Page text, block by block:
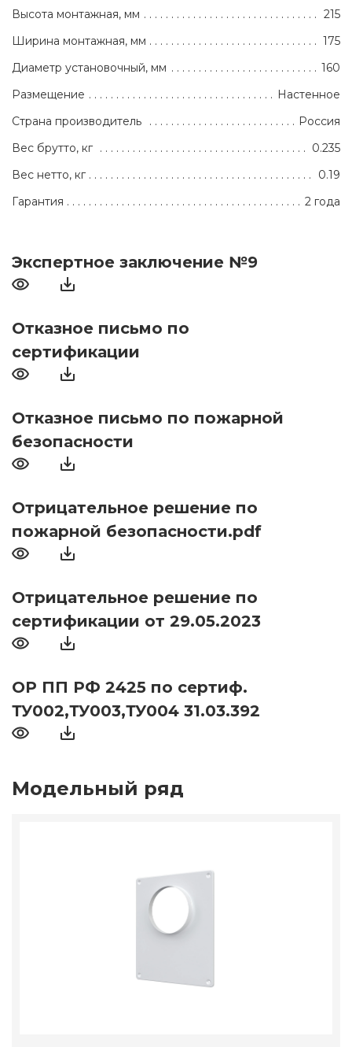
Высота монтажная, мм
215
Ширина монтажная, мм
175
Диаметр установочный, мм
160
Размещение
Настенное
Страна производитель
Россия
Вес брутто, кг
0.235
Вес нетто, кг
0.19
Гарантия
2 года
Экспертное заключение №9
Отказное письмо по
сертификации
Отказное письмо по пожарной
безопасности
Отрицательное решение по
пожарной безопасности.pdf
Отрицательное решение по
сертификации от 29.05.2023
ОР ПП РФ 2425 по сертиф.
ТУ002,ТУ003,ТУ004 31.03.392
Модельный ряд